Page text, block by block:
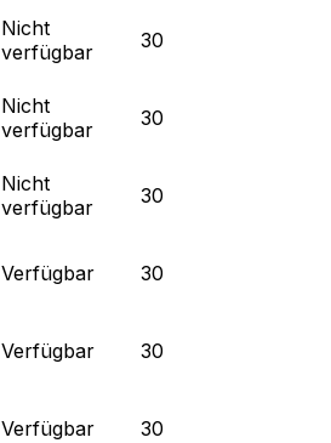
Nicht
verfügbar
30
Nicht
verfügbar
30
Nicht
verfügbar
30
Verfügbar 30
Verfügbar 30
Verfügbar 30